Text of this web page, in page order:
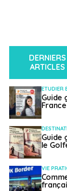
DERNIERS
ARTICLES
ETUDIER
Guide
Guide
le
VIE